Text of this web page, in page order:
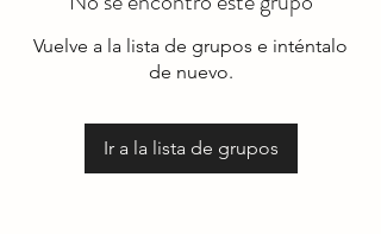
Vuelve a la lista de grupos e inténtalo
de nuevo.
Ir a la lista de grupos